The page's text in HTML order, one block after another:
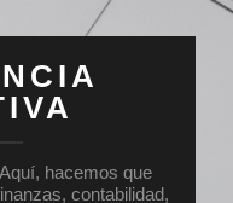
hacemos que
contabilidad,